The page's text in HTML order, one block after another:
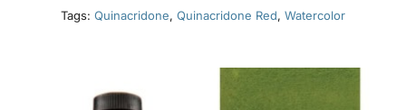
Tags: Quinacridone, Quinacridone Red, Watercolor